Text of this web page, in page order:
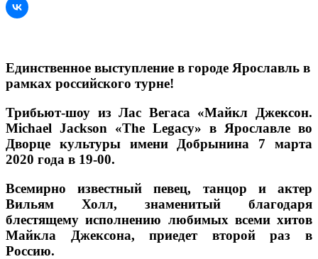
Единственное выступление в городе Ярославль в
рамках российского турне!
Трибьют-шоу из Лас Вегаса «Майкл Джексон.
Michael Jackson «The Legacy» в Ярославле во
Дворце культуры имени Добрынина 7 марта
2020 года в 19-00.
Всемирно известный певец, танцор и актер
Вильям Холл, знаменитый благодаря
блестящему исполнению любимых всеми хитов
Майкла Джексона, приедет второй раз в
Россию.